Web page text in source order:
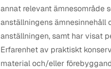
annat relevant ämnesområde
anställningens ämnesinnehåll
anställningen, samt har visat
Erfarenhet av praktiskt
material och/eller